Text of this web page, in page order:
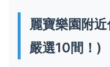
麗寶樂園附
嚴選10間！)